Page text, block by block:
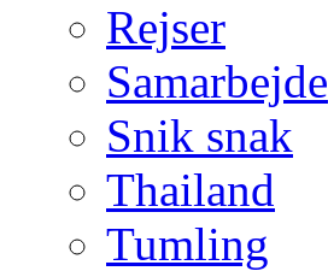
Rejser
Samarbejde
Snik snak
Thailand
Tumling